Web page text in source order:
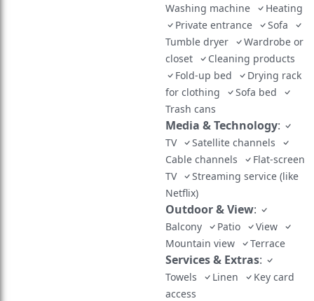
Washing machine
Heating
Private entrance
Sofa
Tumble dryer
Wardrobe or
closet
Cleaning products
Fold-up bed
Drying rack
for clothing
Sofa bed
Trash cans
Media & Technology:
TV
Satellite channels
Cable channels
Flat-screen
TV
Streaming service (like
Netflix)
Outdoor & View:
Balcony Patio
View
Mountain view
Terrace
Services & Extras:
Towels Linen
Key card
access